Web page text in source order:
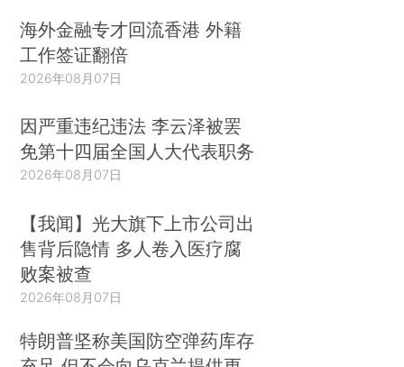
海外金融专才回流香港 外籍
工作签证翻倍
2026年08月07日
因严重违纪违法 李云泽被罢
免第十四届全国人大代表职务
2026年08月07日
【我闻】光大旗下上市公司出
售背后隐情 多人卷入医疗腐
败案被查
2026年08月07日
特朗普坚称美国防空弹药库存